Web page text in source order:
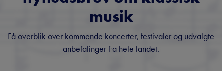
musik
Få overblik over kommende koncerter, festivaler og udvalgte
anbefalinger fra hele landet.